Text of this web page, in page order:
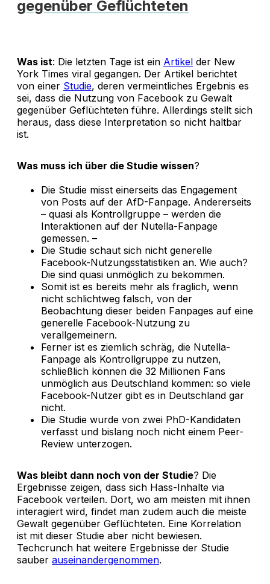
gegenüber Geflüchteten
Was ist: Die letzten Tage ist ein Artikel der New
York Times viral gegangen. Der Artikel berichtet
von einer Studie, deren vermeintliches Ergebnis es
sei, dass die Nutzung von Facebook zu Gewalt
gegenüber Geflüchteten führe. Allerdings stellt sich
heraus, dass diese Interpretation so nicht haltbar
ist.
Was muss ich über die Studie wissen?
Die Studie misst einerseits das Engagement
von Posts auf der AfD-Fanpage. Andererseits
– quasi als Kontrollgruppe – werden die
Interaktionen auf der Nutella-Fanpage
gemessen. –
Die Studie schaut sich nicht generelle
Facebook-Nutzungsstatistiken an. Wie auch?
Die sind quasi unmöglich zu bekommen.
Somit ist es bereits mehr als fraglich, wenn
nicht schlichtweg falsch, von der
Beobachtung dieser beiden Fanpages auf eine
generelle Facebook-Nutzung zu
verallgemeinern.
Ferner ist es ziemlich schräg, die Nutella-
Fanpage als Kontrollgruppe zu nutzen,
schließlich können die 32 Millionen Fans
unmöglich aus Deutschland kommen: so viele
Facebook-Nutzer gibt es in Deutschland gar
nicht.
Die Studie wurde von zwei PhD-Kandidaten
verfasst und bislang noch nicht einem Peer-
Review unterzogen.
Was bleibt dann noch von der Studie? Die
Ergebnisse zeigen, dass sich Hass-Inhalte via
Facebook verteilen. Dort, wo am meisten mit ihnen
interagiert wird, findet man zudem auch die meiste
Gewalt gegenüber Geflüchteten. Eine Korrelation
ist mit dieser Studie aber nicht bewiesen.
Techcrunch hat weitere Ergebnisse der Studie
sauber auseinandergenommen.